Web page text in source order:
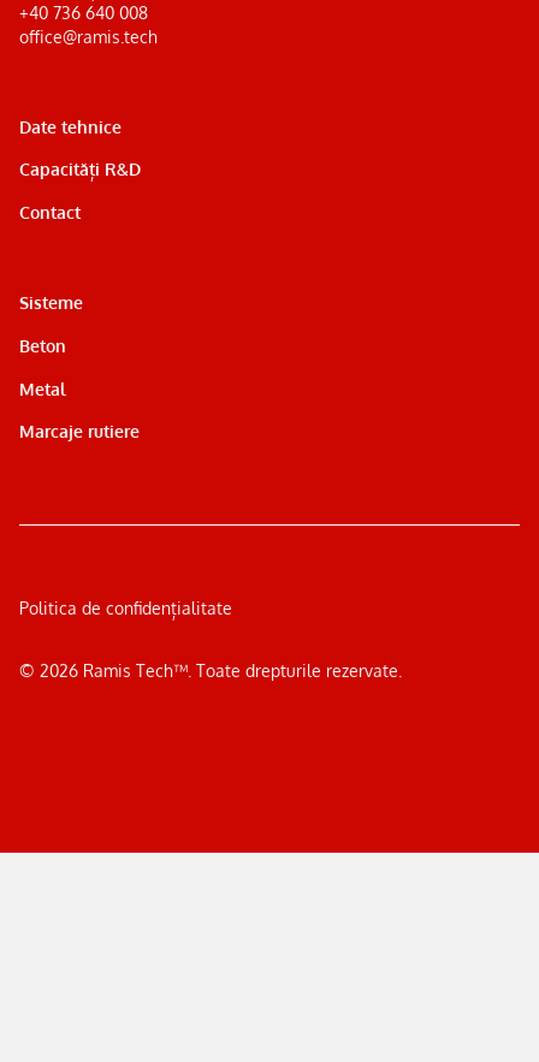
+40 736 640 008
office@ramis.tech
Date tehnice
Capacități R&D
Contact
Sisteme
Beton
Metal
Marcaje rutiere
© 2026Ramis Tech™. Toate drepturile rezervate.
Politica de confidențialitate